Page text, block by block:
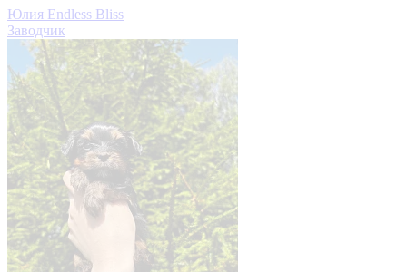
Юлия Endless Bliss
Заводчик